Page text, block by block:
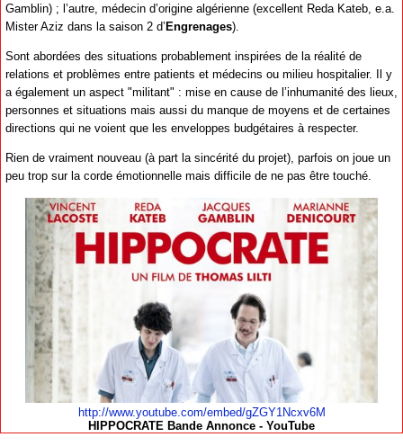
Gamblin) ; l’autre, médecin d’origine algérienne (excellent Reda Kateb, e.a.
Mister Aziz dans la saison 2 d’Engrenages).
Sont abordées des situations probablement inspirées de la réalité de
relations et problèmes entre patients et médecins ou milieu hospitalier. Il y
a également un aspect "militant" : mise en cause de l’inhumanité des lieux,
personnes et situations mais aussi du manque de moyens et de certaines
directions qui ne voient que les enveloppes budgétaires à respecter.
Rien de vraiment nouveau (à part la sincérité du projet), parfois on joue un
peu trop sur la corde émotionnelle mais difficile de ne pas être touché.
http://www.youtube.com/embed/gZGY1Ncxv6M
HIPPOCRATE Bande Annonce - YouTube